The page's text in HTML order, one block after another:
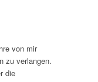
von mir
zu verlangen.
die